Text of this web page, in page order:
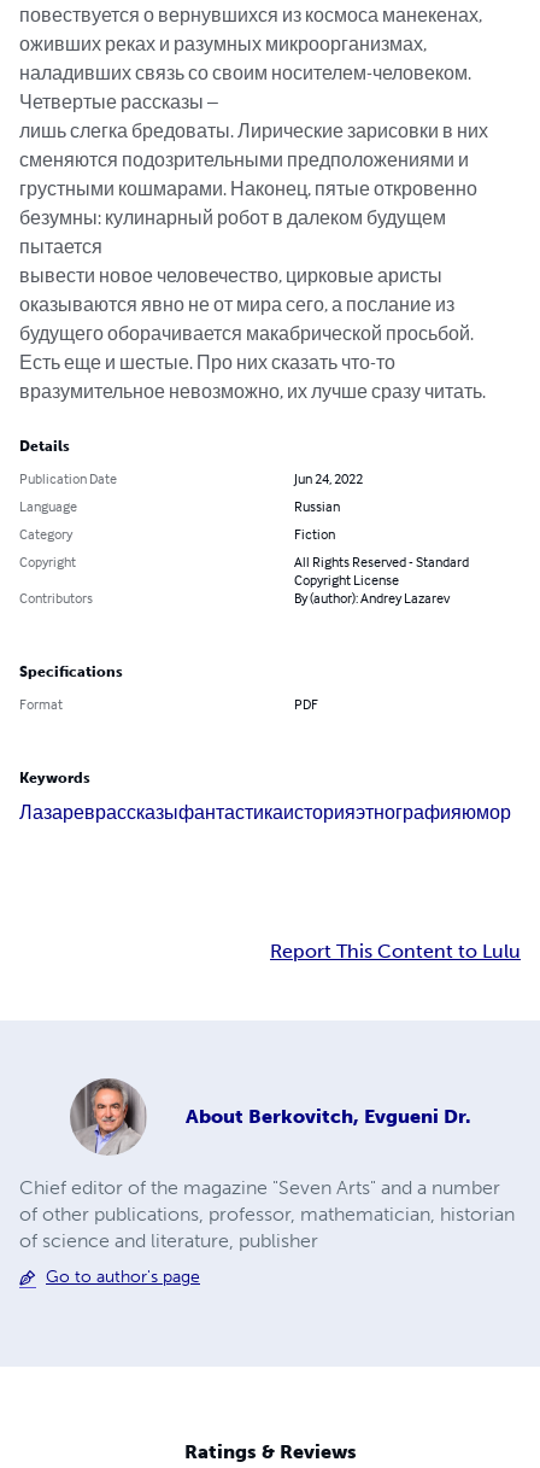
повествуется о вернувшихся из космоса манекенах,
оживших реках и разумных микроорганизмах,
наладивших связь со своим носителем-человеком.
Четвертые рассказы –
лишь слегка бредоваты. Лирические зарисовки в них
сменяются подозрительными предположениями и
грустными кошмарами. Наконец, пятые откровенно
безумны: кулинарный робот в далеком будущем
пытается
вывести новое человечество, цирковые аристы
оказываются явно не от мира сего, а послание из
будущего оборачивается макабрической просьбой.
Есть еще и шестые. Про них сказать что-то
вразумительное невозможно, их лучше сразу читать.
Details
Publication Date
Jun 24, 2022
Language
Russian
Category
Fiction
Copyright
All Rights Reserved - Standard
Copyright License
Contributors
By (author): Andrey Lazarev
Specifications
Format PDF
Keywords
Лазареврассказыфантастикаисторияэтнографияюмор
Report This Content to Lulu
About Berkovitch, Evgueni Dr.
Chief editor of the magazine "Seven Arts" and a number
of other publications, professor, mathematician, historian
of science and literature, publisher
Go to author's page
Ratings & Reviews